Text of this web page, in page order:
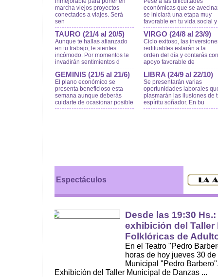
marcha viejos proyectos
conectados a viajes. Será
sen
TAURO (21/4 al 20/5)
Aunque te hallas afianzado
en tu trabajo, te sientes
incómodo. Por momentos te
invadirán sentimientos d
GEMINIS (21/5 al 21/6)
El plano económico se
presenta beneficioso esta
semana aunque deberás
cuidarte de ocasionar posible
económicas que se
se iniciará una etapa muy
favorable en tu vida social y
VIRGO (24/8 al 23/9)
Ciclo exitoso, las
redituables estarán a la
orden del día y contarás con
apoyo favorable de
LIBRA (24/9 al 22/10)
Se presentarán varias
oportunidades laborales
plasmarán las ilusiones de
espíritu soñador. En bu
Espectáculos
Desde las 19:30
exhibición del Taller
Folklóricas de
En el Teatro "Pedro
horas de hoy jueves 30
Municipal "Pedro
Exhibición del Taller Municipal de Danzas ...